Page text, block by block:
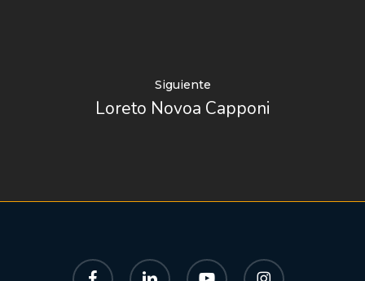
Siguiente
Loreto Novoa Capponi
facebook linkedin youtube instagram